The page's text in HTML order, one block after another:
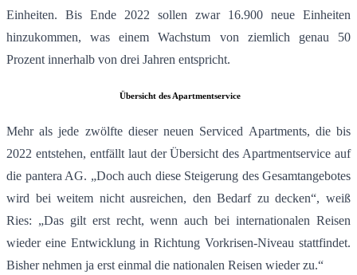
Einheiten. Bis Ende 2022 sollen zwar 16.900 neue Einheiten
hinzukommen, was einem Wachstum von ziemlich genau 50
Prozent innerhalb von drei Jahren entspricht.
Übersicht des Apartmentservice
Mehr als jede zwölfte dieser neuen Serviced Apartments, die bis
2022 entstehen, entfällt laut der Übersicht des Apartmentservice auf
die pantera AG. „Doch auch diese Steigerung des Gesamtangebotes
wird bei weitem nicht ausreichen, den Bedarf zu decken“, weiß
Ries: „Das gilt erst recht, wenn auch bei internationalen Reisen
wieder eine Entwicklung in Richtung Vorkrisen-Niveau stattfindet.
Bisher nehmen ja erst einmal die nationalen Reisen wieder zu.“